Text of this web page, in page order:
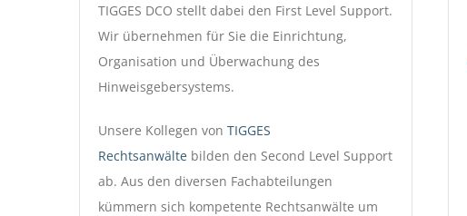
TIGGES DCO stellt dabei den First Level Support.
Wir übernehmen für Sie die Einrichtung,
Organisation und Überwachung des
Hinweisgebersystems.
Unsere Kollegen von TIGGES
Rechtsanwältebilden den Second Level Support
ab. Aus den diversen Fachabteilungen
kümmern sich kompetente Rechtsanwälte um